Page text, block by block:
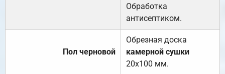
Обработка
антисептиком.
Пол черновой
Обрезная доска
камерной сушки
20х100 мм.